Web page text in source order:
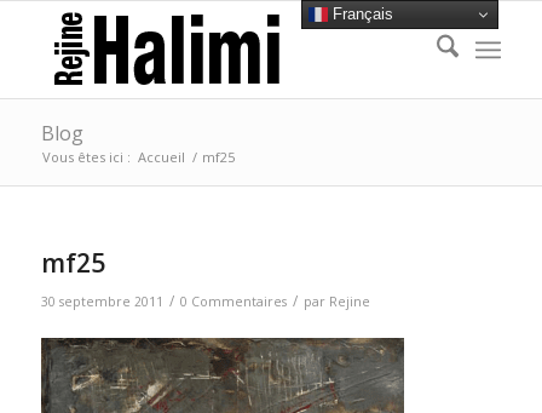
Blog
Vous êtes ici : Accueil / mf25
mf25
30 septembre 2011 / 0 Commentaires / par Rejine
Français